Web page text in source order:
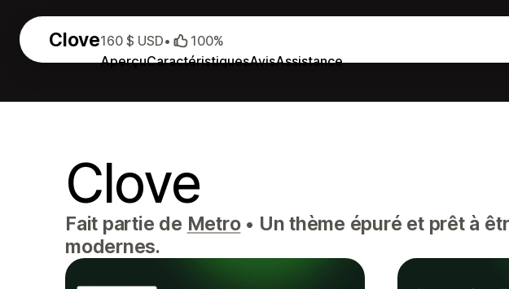
Clove
AperçuCaractéristiquesAvisAssistance
160 $ USD• 100%
Clove
Fait partie de Metro • Un thème épuré et prêt à
modernes.